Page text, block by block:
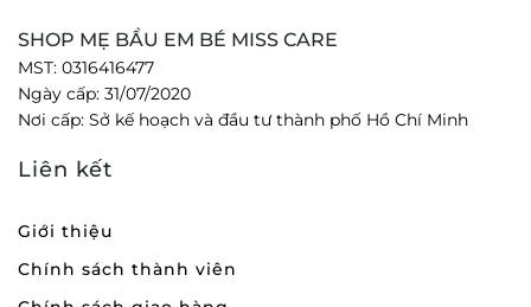
SHOP MẸ BẦU EM BÉ MISS CARE
MST: 0316416477
Ngày cấp: 31/07/2020
Nơi cấp: Sở kế hoạch và đầu tư thành phố Hồ Chí Minh
Liên kết
Giới thiệu
Chính sách thành viên